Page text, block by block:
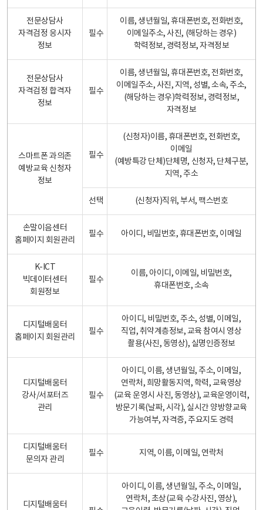
전문상담사
자격검정 응시자
정보
필수
이름, 생년월일, 휴대폰번호, 전화번호,
이메일주소, 사진, (해당하는 경우)
학력정보, 경력정보, 자격정보
전문상담사
자격검정 합격자
정보
필수
이름, 생년월일, 휴대폰번호, 전화번호,
이메일주소, 사진, 지역, 성별, 소속, 주소,
(해당하는 경우)학력정보, 경력정보,
자격정보
스마트폰 과의존
예방교육 신청자
정보
필수
(신청자)이름, 휴대폰번호, 전화번호,
이메일
(예방특강 단체)단체명, 신청자, 단체구분,
지역, 주소
선택 (신청자)직위, 부서, 팩스번호
손말이음센터
홈페이지 회원관리
필수 아이디, 비밀번호, 휴대폰번호, 이메일
K-ICT
빅데이터센터
회원정보
필수
이름, 아이디, 이메일, 비밀번호,
휴대폰번호, 소속
디지털배움터
홈페이지 회원관리
필수
아이디, 비밀번호, 주소, 성별, 이메일,
직업, 취약계층정보, 교육 참여시 영상
촬용(사진, 동영상), 실명인증정보
디지털배움터
강사/서포터즈
관리
필수
아이디, 이름, 생년월일, 주소, 이메일,
연락처, 희망활동지역, 학력, 교육영상
(교육 운영시 사진, 동영상), 교육운영이력,
방문기록(날짜, 시각), 실시간 양방향교육
가능여부, 자격증, 주요지도 경력
디지털배움터
문의자 관리
필수 지역, 이름, 이메일, 연락처
디지털배움터
아이디, 이름, 생년월일, 주소, 이메일,
연락처, 초상(교육 수강사진, 영상),